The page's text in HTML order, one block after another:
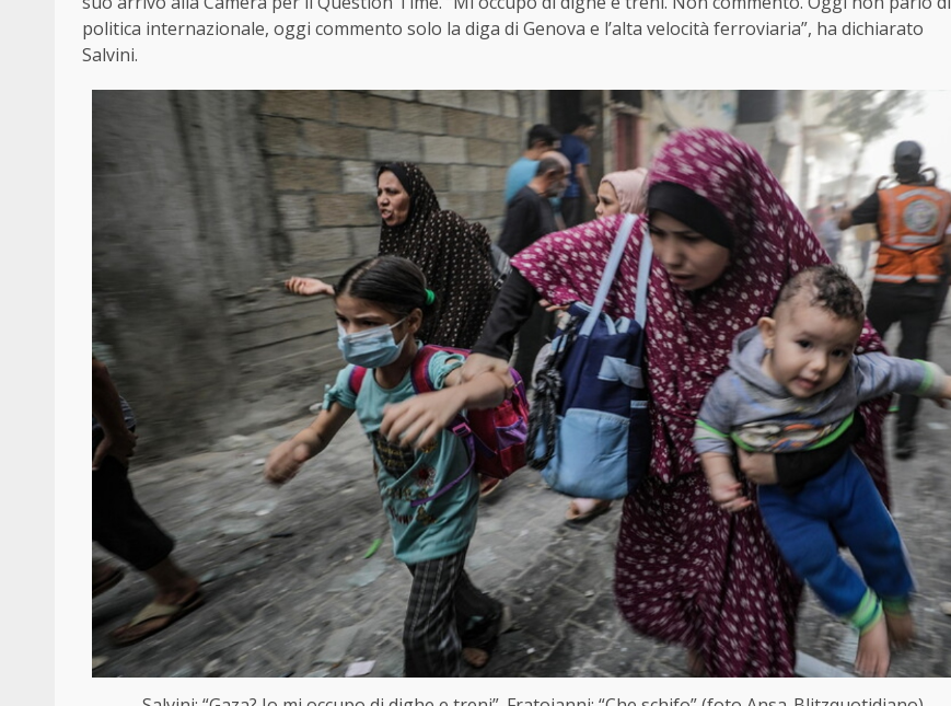
politica internazionale, oggi commento solo la diga di Genova e l’alta velocità ferroviaria”, ha dichiarato
Salvini.